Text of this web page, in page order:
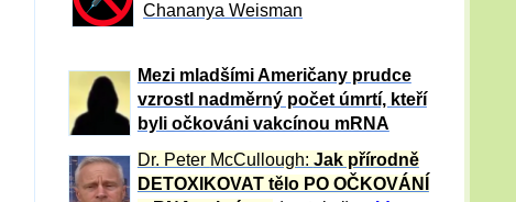
Chananya Weisman
Mezi mladšími Američany prudce
vzrostl nadměrný počet úmrtí, kteří
byli očkováni vakcínou mRNA
Dr. Peter McCullough: Jak přírodně
DETOXIKOVAT tělo PO OČKOVÁNÍ